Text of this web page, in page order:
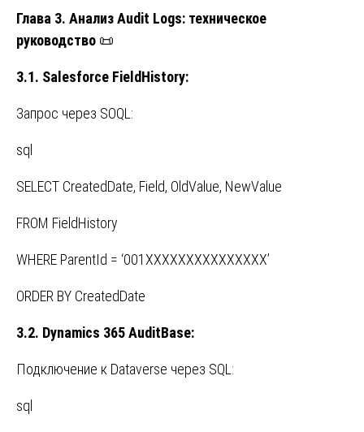
Глава 3. Анализ Audit Logs: техническое
руководство 📜
3.1. Salesforce FieldHistory:
Запрос через SOQL:
sql
SELECT CreatedDate, Field, OldValue, NewValue
FROM FieldHistory
WHERE ParentId = ‘001XXXXXXXXXXXXXXX’
ORDER BY CreatedDate
3.2. Dynamics 365 AuditBase:
Подключение к Dataverse через SQL:
sql